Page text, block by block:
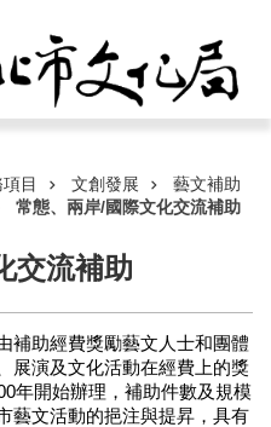
目 文創發展
藝文補助
常態、兩岸/國際文化交流補助
交流補助
補助經費獎勵藝文人士和團體
展演及文化活動在經費上的獎
年開始辦理，補助件數及規模
藝文活動的挹注與提昇，具有